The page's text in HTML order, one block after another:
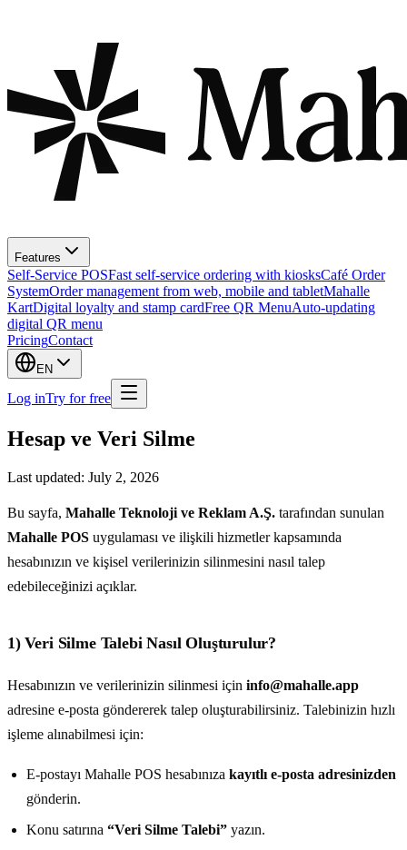
Features
Self-Service POSFast self-service ordering with kiosksCafé Order
SystemOrder management from web, mobile and tabletMahalle
KartDigital loyalty and stamp cardFree QR MenuAuto-updating
digital QR menu
PricingContact
EN
Log inTry for free
Hesap ve Veri Silme
Last updated: July 2, 2026
Bu sayfa, Mahalle Teknoloji ve Reklam A.Ş. tarafından sunulan
Mahalle POS uygulaması ve ilişkili hizmetler kapsamında
hesabınızın ve kişisel verilerinizin silinmesini nasıl talep
edebileceğinizi açıklar.
1) Veri Silme Talebi Nasıl Oluşturulur?
Hesabınızın ve verilerinizin silinmesi için info@mahalle.app
adresine e-posta göndererek talep oluşturabilirsiniz. Talebinizin hızlı
işleme alınabilmesi için:
E-postayı Mahalle POS hesabınıza kayıtlı e-posta adresinizden
gönderin.
Konu satırına “Veri Silme Talebi”yazın.